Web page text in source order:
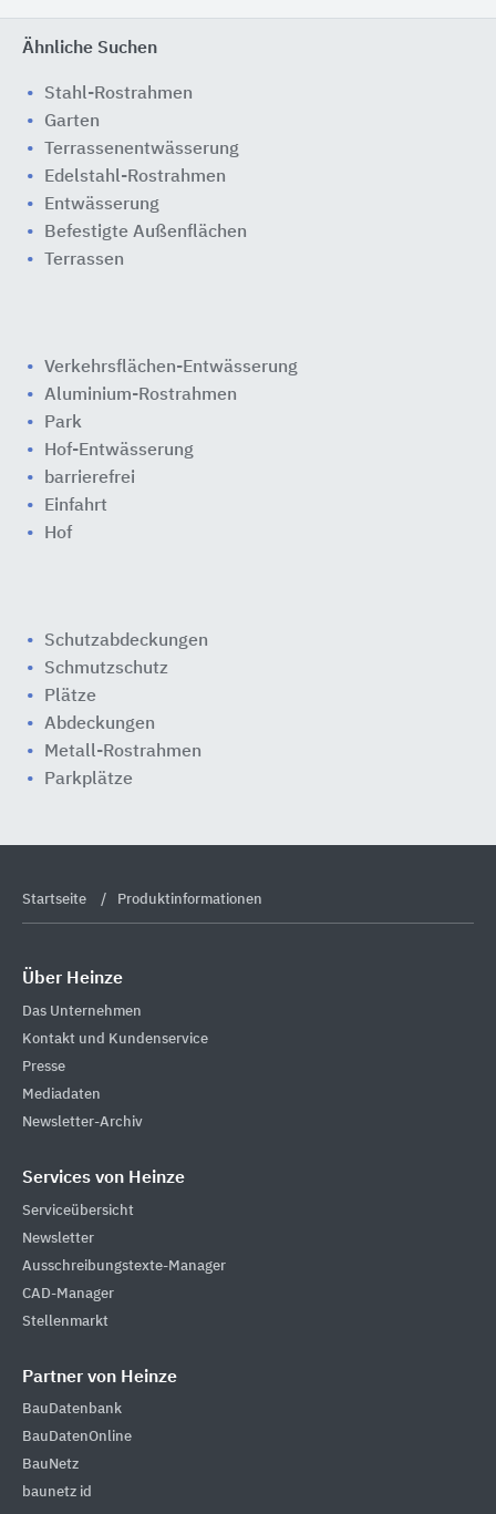
Ähnliche Suchen
Stahl-Rostrahmen
Garten
Terrassenentwässerung
Edelstahl-Rostrahmen
Entwässerung
Befestigte Außenflächen
Terrassen
Verkehrsflächen-Entwässerung
Aluminium-Rostrahmen
Park
Hof-Entwässerung
barrierefrei
Einfahrt
Hof
Schutzabdeckungen
Schmutzschutz
Plätze
Abdeckungen
Metall-Rostrahmen
Parkplätze
Startseite Produktinformationen
Über Heinze
Das Unternehmen
Kontakt und Kundenservice
Presse
Mediadaten
Newsletter-Archiv
Services von Heinze
Serviceübersicht
Newsletter
Ausschreibungstexte-Manager
CAD-Manager
Stellenmarkt
Partner von Heinze
BauDatenbank
BauDatenOnline
BauNetz
baunetz id